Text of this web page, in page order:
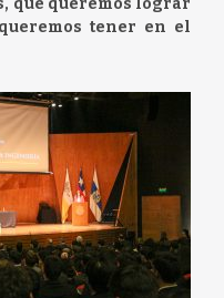
qué queremos lograr
tener en el